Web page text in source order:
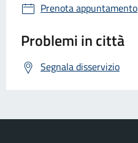
Prenota appuntamento
Problemi in città
Segnala disservizio